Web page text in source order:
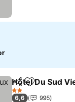
Dela Lägg till i
Hôtel Du Sud
2 Stjärnor
6,6
995